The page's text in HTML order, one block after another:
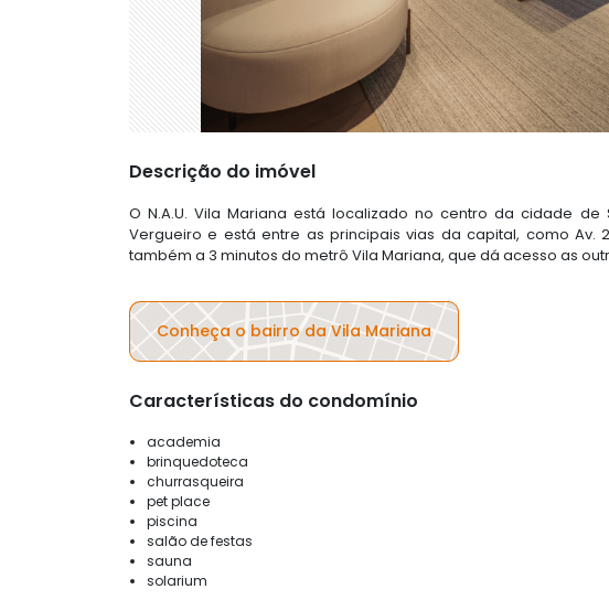
Descrição do imóvel
O N.A.U. Vila Mariana está localizado no centro da cidade de
Vergueiro e está entre as principais vias da capital, como Av.
também a 3 minutos do metrô Vila Mariana, que dá acesso as
Conheça o bairro da Vila Mariana
Características do condomínio
academia
brinquedoteca
churrasqueira
pet place
piscina
salão de festas
sauna
solarium